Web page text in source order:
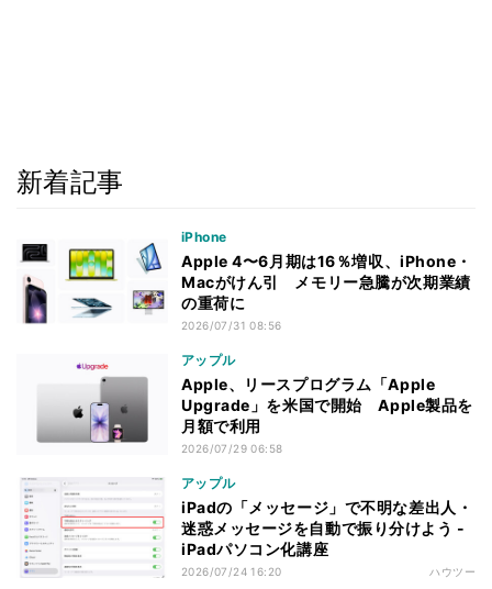
新着記事
iPhone
Apple 4〜6月期は16％増収、iPhone・
Macがけん引 メモリー急騰が次期業績
の重荷に
2026/07/31 08:56
アップル
Apple、リースプログラム「Apple
Upgrade」を米国で開始 Apple製品を
月額で利用
2026/07/29 06:58
アップル
iPadの「メッセージ」で不明な差出人・
迷惑メッセージを自動で振り分けよう -
iPadパソコン化講座
2026/07/24 16:20 ハウツー